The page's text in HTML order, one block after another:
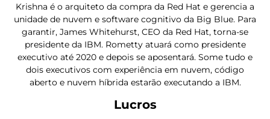
Krishna é o arquiteto da compra da Red Hat e gerencia a
unidade de nuvem e software cognitivo da Big Blue. Para
garantir, James Whitehurst, CEO da Red Hat, torna-se
presidente da IBM. Rometty atuará como presidente
executivo até 2020 e depois se aposentará. Some tudo e
dois executivos com experiência em nuvem, código
aberto e nuvem híbrida estarão executando a IBM.
Lucros